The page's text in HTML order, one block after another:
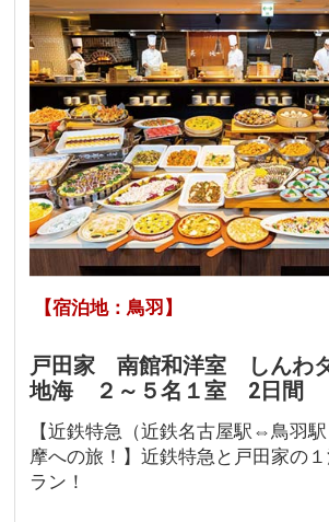
【宿泊地：鳥羽】
戸田家 南館和洋室 しんわ
地海 ２～５名１室 2日間
【近鉄特急（近鉄名古屋駅⇔鳥羽
摩への旅！】近鉄特急と戸田家の
ラン！